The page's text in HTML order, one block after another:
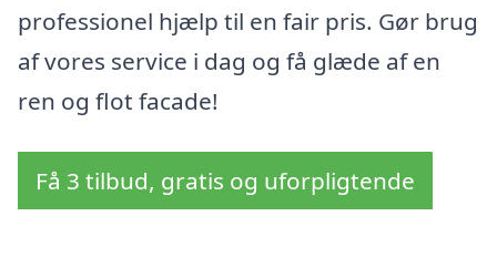
professionel hjælp til en fair pris. Gør brug
af vores service i dag og få glæde af en
ren og flot facade!
Få 3 tilbud, gratis og uforpligtende